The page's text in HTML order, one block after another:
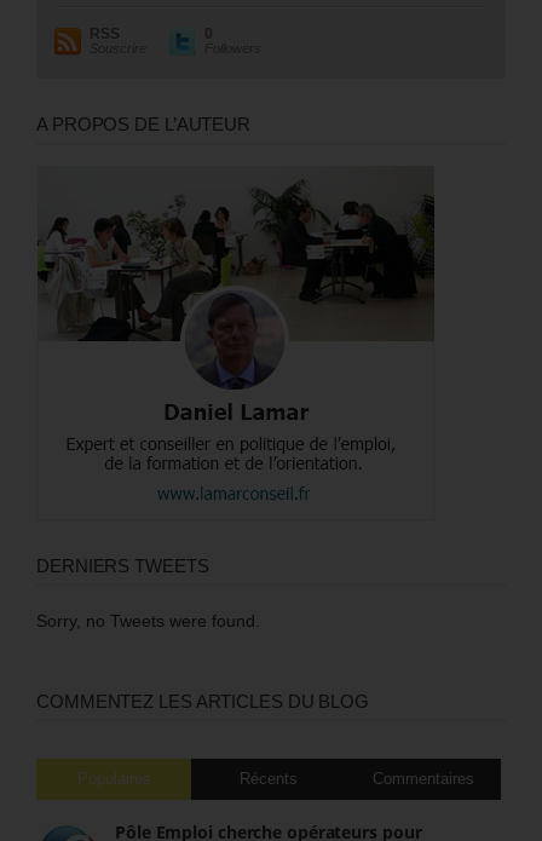
RSS
Souscrire
0
Followers
A PROPOS DE L’AUTEUR
DERNIERS TWEETS
Sorry, no Tweets were found.
COMMENTEZ LES ARTICLES DU BLOG
Populaires Récents Commentaires
Pôle Emploi cherche opérateurs pour